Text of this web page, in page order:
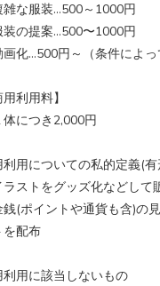
雑な服装…500～1000円
装の提案…500〜1000円
画化…500円～（条件によっ
用利用料】
体につき2,000円
利用についての私的定義(
ラストをグッズ化などして
銭(ポイントや通貨も含)の
を配布
利用に該当しないもの